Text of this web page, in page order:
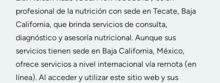
profesional de la nutrición con sede en Tecate, Baja
California, que brinda servicios de consulta,
diagnóstico y asesoría nutricional. Aunque sus
servicios tienen sede en Baja California, México,
ofrece servicios a nivel internacional vía remota (en
línea). Al acceder y utilizar este sitio web y sus